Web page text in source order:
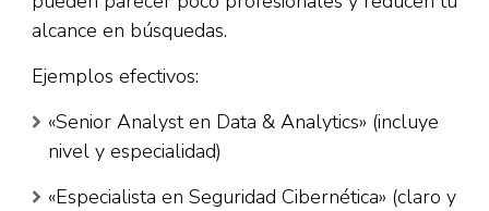
alcance en búsquedas.​
Ejemplos efectivos:​
«Senior Analyst en Data & Analytics» (incluye
nivel y especialidad)
«Especialista en Seguridad Cibernética» (claro y